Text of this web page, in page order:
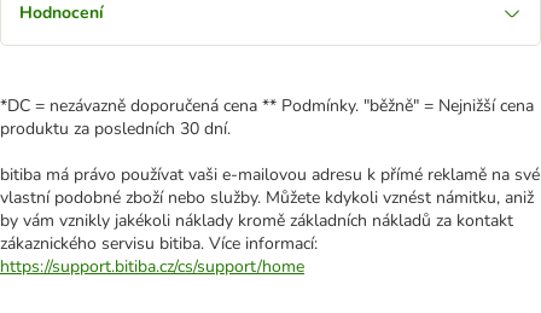
Hodnocení
*DC = nezávazně doporučená cena ** Podmínky. "běžně" = Nejnižší cena
produktu za posledních 30 dní.
bitiba má právo používat vaši e-mailovou adresu k přímé reklamě na své
vlastní podobné zboží nebo služby. Můžete kdykoli vznést námitku, aniž
by vám vznikly jakékoli náklady kromě základních nákladů za kontakt
zákaznického servisu bitiba. Více informací:
https://support.bitiba.cz/cs/support/home